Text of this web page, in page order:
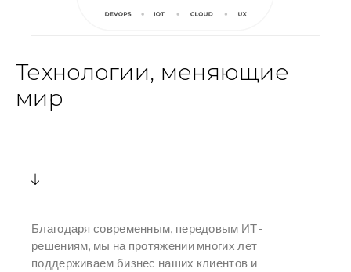
Технологии, меняющие
мир
Благодаря современным, передовым ИТ-
решениям, мы на протяжении многих лет
поддерживаем бизнес наших клиентов и